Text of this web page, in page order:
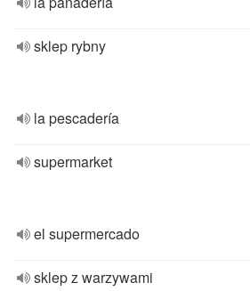
sklep rybny
la pescadería
supermarket
el supermercado
sklep z warzywami